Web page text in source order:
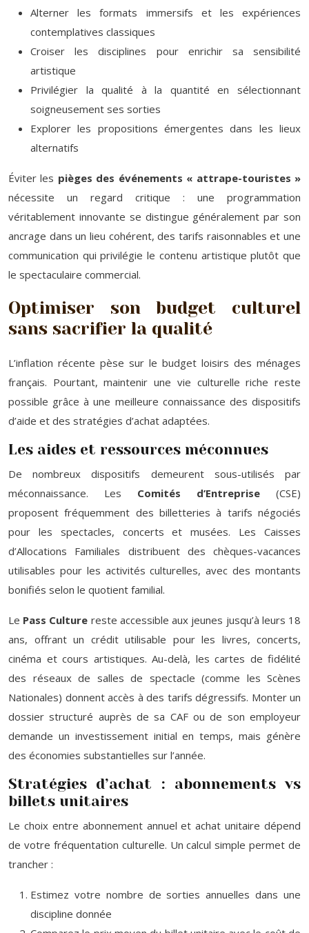
Alterner les formats immersifs et les expériences
contemplatives classiques
Croiser les disciplines pour enrichir sa sensibilité
artistique
Privilégier la qualité à la quantité en sélectionnant
soigneusement ses sorties
Explorer les propositions émergentes dans les lieux
alternatifs
Éviter les pièges des événements « attrape-touristes »
nécessite un regard critique : une programmation
véritablement innovante se distingue généralement par son
ancrage dans un lieu cohérent, des tarifs raisonnables et une
communication qui privilégie le contenu artistique plutôt que
le spectaculaire commercial.
Optimiser son budget culturel
sans sacrifier la qualité
L’inflation récente pèse sur le budget loisirs des ménages
français. Pourtant, maintenir une vie culturelle riche reste
possible grâce à une meilleure connaissance des dispositifs
d’aide et des stratégies d’achat adaptées.
Les aides et ressources méconnues
De nombreux dispositifs demeurent sous-utilisés par
méconnaissance. Les Comités d’Entreprise (CSE)
proposent fréquemment des billetteries à tarifs négociés
pour les spectacles, concerts et musées. Les Caisses
d’Allocations Familiales distribuent des chèques-vacances
utilisables pour les activités culturelles, avec des montants
bonifiés selon le quotient familial.
Le Pass Culture reste accessible aux jeunes jusqu’à leurs 18
ans, offrant un crédit utilisable pour les livres, concerts,
cinéma et cours artistiques. Au-delà, les cartes de fidélité
des réseaux de salles de spectacle (comme les Scènes
Nationales) donnent accès à des tarifs dégressifs. Monter un
dossier structuré auprès de sa CAF ou de son employeur
demande un investissement initial en temps, mais génère
des économies substantielles sur l’année.
Stratégies d’achat : abonnements vs
billets unitaires
Le choix entre abonnement annuel et achat unitaire dépend
de votre fréquentation culturelle. Un calcul simple permet de
trancher :
Estimez votre nombre de sorties annuelles dans une
discipline donnée